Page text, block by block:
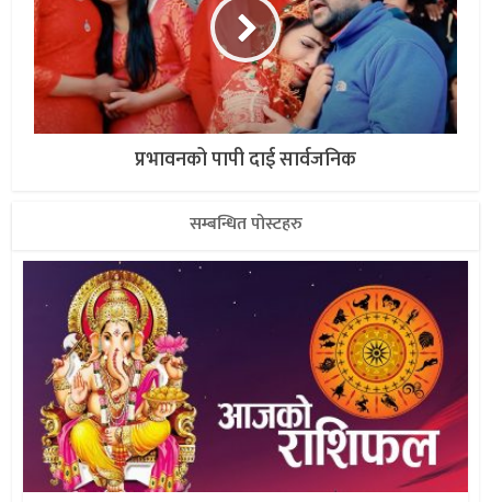
प्रभावनको पापी दाई सार्वजनिक
सम्बन्धित पोस्टहरु